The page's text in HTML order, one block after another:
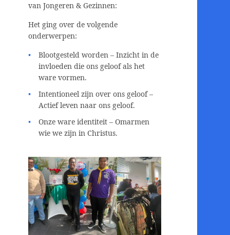
van Jongeren & Gezinnen:
Het ging over de volgende
onderwerpen:
Blootgesteld worden – Inzicht in de
invloeden die ons geloof als het
ware vormen.
Intentioneel zijn over ons geloof –
Actief leven naar ons geloof.
Onze ware identiteit – Omarmen
wie we zijn in Christus.